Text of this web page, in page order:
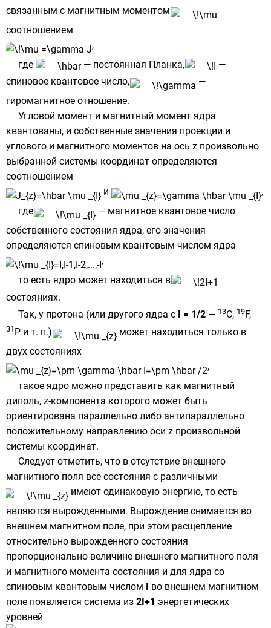
связанным с магнитным моментом
соотношением
,
где
— постоянная Планка,
—
спиновое квантовое число,
—
гиромагнитное отношение.
Угловой момент и магнитный момент ядра
квантованы, и собственные значения проекции и
углового и магнитного моментов на ось z произвольно
выбранной системы координат определяются
соотношением
и
,
где
— магнитное квантовое число
собственного состояния ядра, его значения
определяются спиновым квантовым числом ядра
,
то есть ядро может находиться в
состояниях.
Так, у протона (или другого ядра с
I = 1/2 — 13C, 19F,
31 P и т. п.)
может находиться только в
двух состояниях
,
такое ядро можно представить как магнитный
диполь, z-компонента которого может быть
ориентирована параллельно либо антипараллельно
положительному направлению оси z произвольной
системы координат.
Следует отметить, что в отсутствие внешнего
магнитного поля все состояния с различными
имеют одинаковую энергию, то есть
являются вырожденными. Вырождение снимается во
внешнем магнитном поле, при этом расщепление
относительно вырожденного состояния
пропорционально величине внешнего магнитного поля
и магнитного момента состояния и для ядра со
спиновым квантовым числом
во внешнем магнитном
поле появляется система из 2I+1 энергетических
уровней